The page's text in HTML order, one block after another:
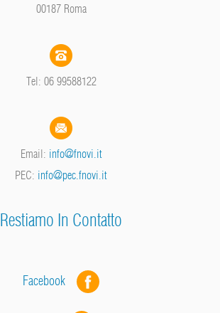
00187 Roma
Tel: 06 99588122
Email: info@fnovi.it
PEC: info@pec.fnovi.it
Restiamo In Contatto
Facebook